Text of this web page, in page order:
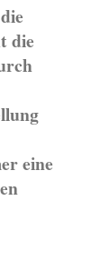
die
eine